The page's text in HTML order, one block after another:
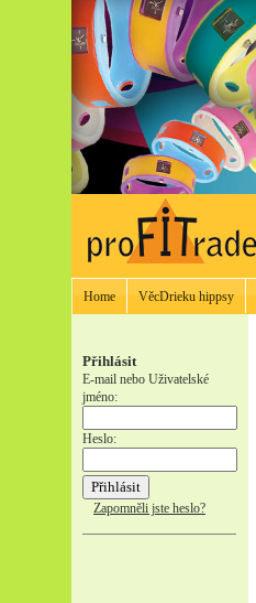
Home VěcDrieku hippsy
Přihlásit
E-mail nebo Uživatelské
jméno:
Heslo:
Zapomněli jste heslo?